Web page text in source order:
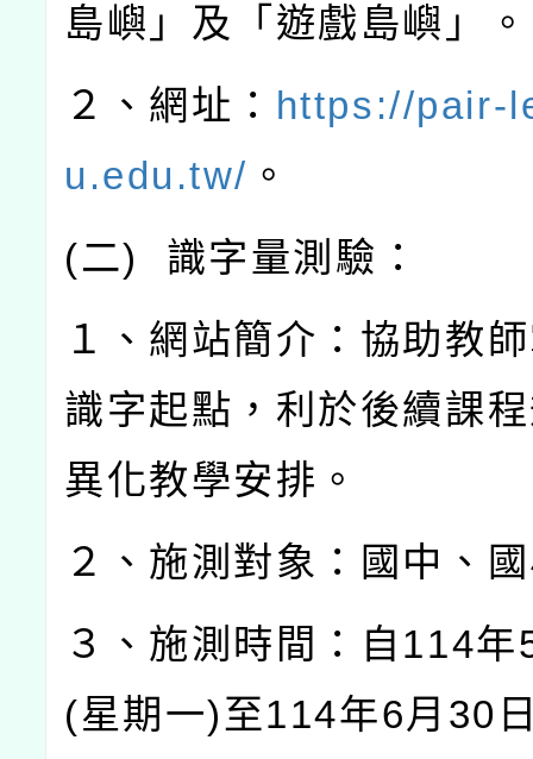
島嶼」及「遊戲島嶼」。
２、網址： https://pair-
u.edu.tw/ 。
(二) 識字量測驗：
１、網站簡介：協助教
識字起點，利於後續課
異化教學安排。
２、施測對象：國中、
３、施測時間：自 114年
(星期一)至114年6月 30